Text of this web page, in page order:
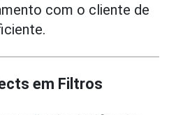
com o cliente de
em Filtros